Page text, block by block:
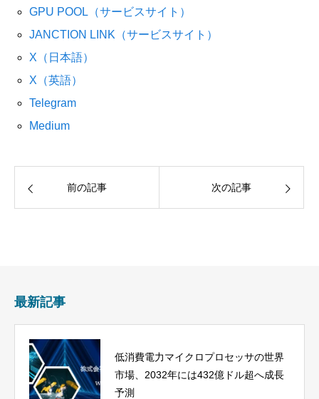
GPU POOL（サービスサイト）
JANCTION LINK（サービスサイト）
X（日本語）
X（英語）
Telegram
Medium
前の記事 次の記事
最新記事
低消費電力マイクロプロセッサの世界
市場、2032年には432億ドル超へ成長
予測